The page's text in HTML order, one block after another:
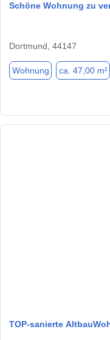
Schöne Wohnung zu
Dortmund, 44147
Wohnung ca. 47,00 m²
TOP-sanierte